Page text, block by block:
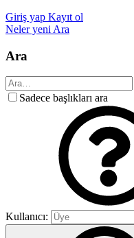
Giriş yap Kayıt ol
Neler yeni Ara
Ara
Sadece başlıkları ara
Kullanıcı: